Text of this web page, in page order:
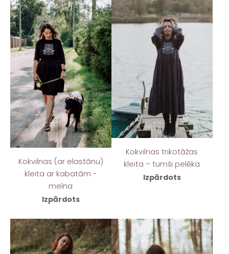
Kokvilnas (ar elastānu)
kleita ar kabatām -
melna
Izpārdots
Kokvilnas trikotāžas
kleita – tumši pelēka
Izpārdots